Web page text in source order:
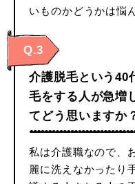
いものかどうかは悩
Q.3
介護脱毛という40
毛をする人が急増
てどう思いますか
私は介護職なので、
麗に洗えなかったり